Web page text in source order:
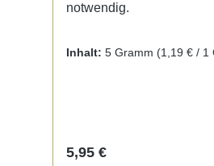
notwendig.
Inhalt: 5 Gramm (1,19 € / 1
Regulärer Preis:
5,95 €